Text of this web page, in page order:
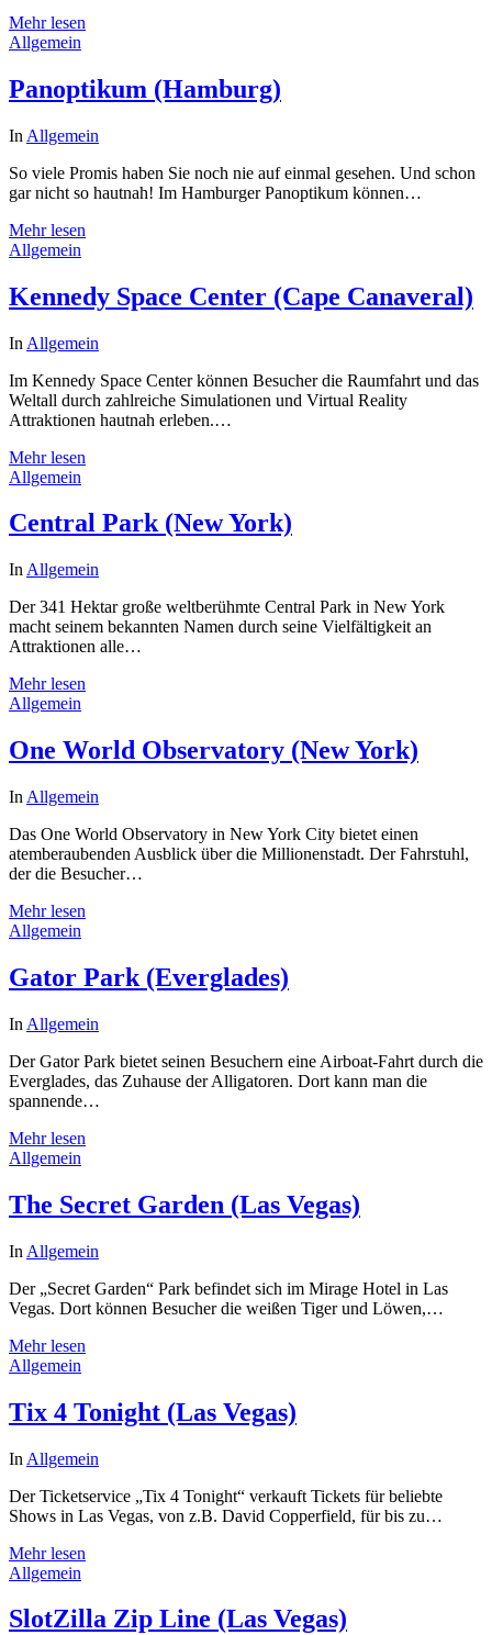
Mehr lesen
Allgemein
Panoptikum (Hamburg)
In Allgemein
So viele Promis haben Sie noch nie auf einmal gesehen. Und schon
gar nicht so hautnah! Im Hamburger Panoptikum können…
Mehr lesen
Allgemein
Kennedy Space Center (Cape Canaveral)
In Allgemein
Im Kennedy Space Center können Besucher die Raumfahrt und das
Weltall durch zahlreiche Simulationen und Virtual Reality
Attraktionen hautnah erleben.…
Mehr lesen
Allgemein
Central Park (New York)
In Allgemein
Der 341 Hektar große weltberühmte Central Park in New York
macht seinem bekannten Namen durch seine Vielfältigkeit an
Attraktionen alle…
Mehr lesen
Allgemein
One World Observatory (New York)
In Allgemein
Das One World Observatory in New York City bietet einen
atemberaubenden Ausblick über die Millionenstadt. Der Fahrstuhl,
der die Besucher…
Mehr lesen
Allgemein
Gator Park (Everglades)
In Allgemein
Der Gator Park bietet seinen Besuchern eine Airboat-Fahrt durch die
Everglades, das Zuhause der Alligatoren. Dort kann man die
spannende…
Mehr lesen
Allgemein
The Secret Garden (Las Vegas)
In Allgemein
Der „Secret Garden“ Park befindet sich im Mirage Hotel in Las
Vegas. Dort können Besucher die weißen Tiger und Löwen,…
Mehr lesen
Allgemein
Tix 4 Tonight (Las Vegas)
In Allgemein
Der Ticketservice „Tix 4 Tonight“ verkauft Tickets für beliebte
Shows in Las Vegas, von z.B. David Copperfield, für bis zu…
Mehr lesen
Allgemein
SlotZilla Zip Line (Las Vegas)